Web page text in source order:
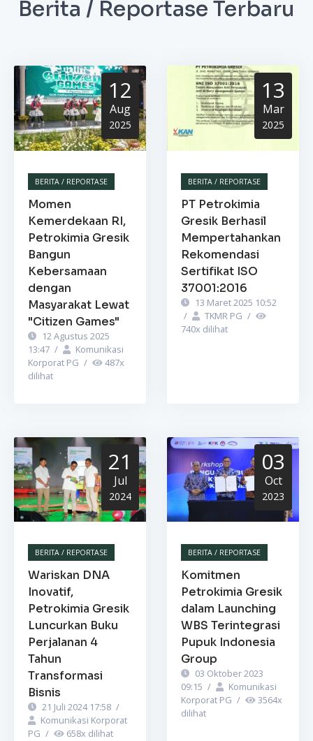
Berita / Reportase Terbaru
12
Aug
2025
BERITA / REPORTASE
Momen
Kemerdekaan RI,
Petrokimia Gresik
Bangun
Kebersamaan
dengan
Masyarakat Lewat
"Citizen Games"
12 Agustus 2025
13:47 /
Komunikasi
Korporat PG / 487x
dilihat
13
Mar
2025
BERITA / REPORTASE
PT Petrokimia
Gresik Berhasil
Mempertahankan
Rekomendasi
Sertifikat ISO
37001:2016
13 Maret 2025 10:52
/
TKMR PG /
740x dilihat
21
Jul
2024
BERITA / REPORTASE
Wariskan DNA
Inovatif,
Petrokimia Gresik
Luncurkan Buku
Perjalanan 4
Tahun
Transformasi
Bisnis
21 Juli 2024 17:58 /
Komunikasi Korporat
PG / 658x dilihat
03
Oct
2023
BERITA / REPORTASE
Komitmen
Petrokimia Gresik
dalam Launching
WBS Terintegrasi
Pupuk Indonesia
Group
03 Oktober 2023
09:15 /
Komunikasi
Korporat PG / 3564x
dilihat